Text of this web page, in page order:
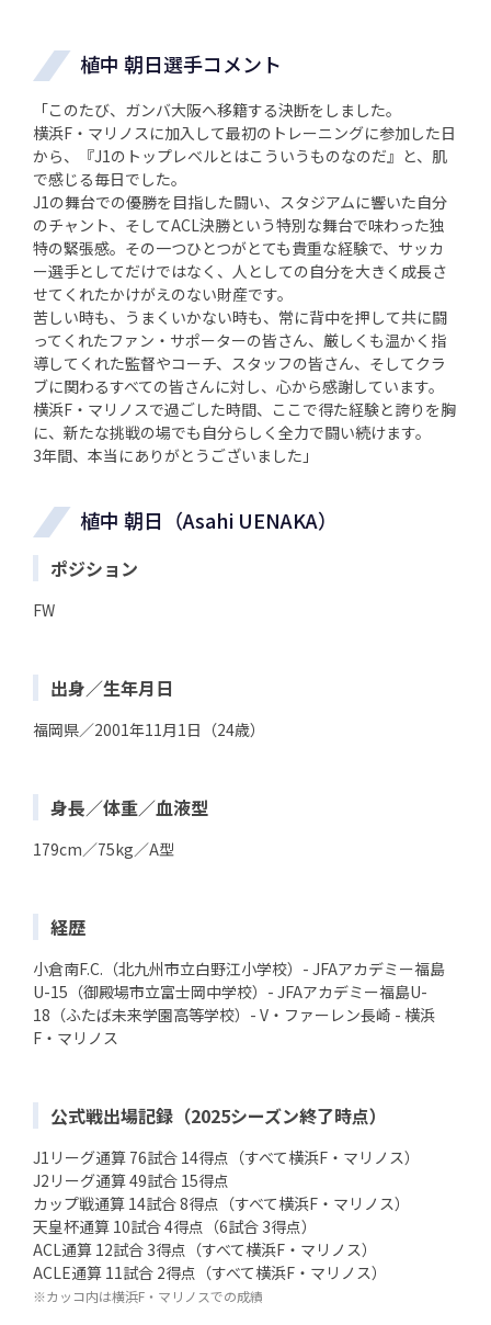
植中 朝日選手コメント
「このたび、ガンバ大阪へ移籍する決断をしました。
横浜F・マリノスに加入して最初のトレーニングに参加した日
から、『J1のトップレベルとはこういうものなのだ』と、肌
で感じる毎日でした。
J1の舞台での優勝を目指した闘い、スタジアムに響いた自分
のチャント、そしてACL決勝という特別な舞台で味わった独
特の緊張感。その一つひとつがとても貴重な経験で、サッカ
ー選手としてだけではなく、人としての自分を大きく成長さ
せてくれたかけがえのない財産です。
苦しい時も、うまくいかない時も、常に背中を押して共に闘
ってくれたファン・サポーターの皆さん、厳しくも温かく指
導してくれた監督やコーチ、スタッフの皆さん、そしてクラ
ブに関わるすべての皆さんに対し、心から感謝しています。
横浜F・マリノスで過ごした時間、ここで得た経験と誇りを胸
に、新たな挑戦の場でも自分らしく全力で闘い続けます。
3年間、本当にありがとうございました」
植中 朝日（Asahi UENAKA）
ポジション
FW
出身／生年月日
福岡県／2001年11月1日（24歳）
身長／体重／血液型
179cm／75kg／A型
経歴
小倉南F.C.（北九州市立白野江小学校）- JFAアカデミー福島
U-15（御殿場市立富士岡中学校）- JFAアカデミー福島U-
18（ふたば未来学園高等学校）- V・ファーレン長崎 - 横浜
F・マリノス
公式戦出場記録（2025シーズン終了時点）
J1リーグ通算 76試合 14得点（すべて横浜F・マリノス）
J2リーグ通算 49試合 15得点
カップ戦通算 14試合 8得点（すべて横浜F・マリノス）
天皇杯通算 10試合 4得点（6試合 3得点）
ACL通算 12試合 3得点（すべて横浜F・マリノス）
ACLE通算 11試合 2得点（すべて横浜F・マリノス）
※カッコ内は横浜F・マリノスでの成績